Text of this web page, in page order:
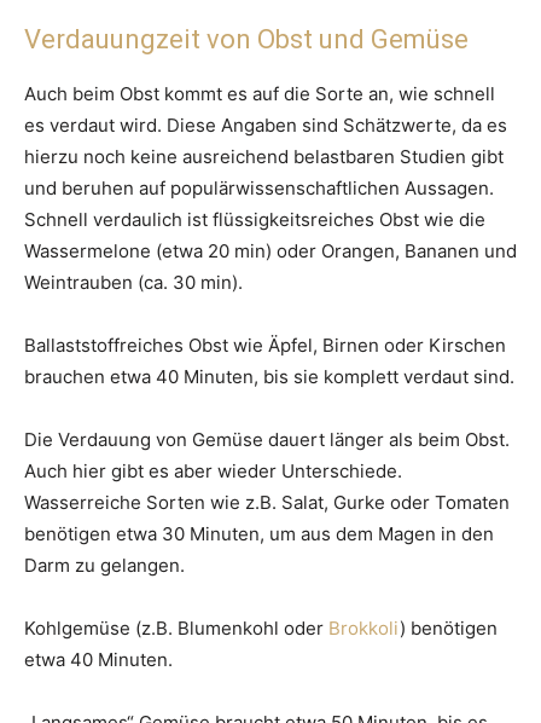
Verdauungzeit von Obst und Gemüse
Auch beim Obst kommt es auf die Sorte an, wie schnell
es verdaut wird. Diese Angaben sind Schätzwerte, da es
hierzu noch keine ausreichend belastbaren Studien gibt
und beruhen auf populärwissenschaftlichen Aussagen.
Schnell verdaulich ist flüssigkeitsreiches Obst wie die
Wassermelone (etwa 20 min) oder Orangen, Bananen und
Weintrauben (ca. 30 min).
Ballaststoffreiches Obst wie Äpfel, Birnen oder Kirschen
brauchen etwa 40 Minuten, bis sie komplett verdaut sind.
Die Verdauung von Gemüse dauert länger als beim Obst.
Auch hier gibt es aber wieder Unterschiede.
Wasserreiche Sorten wie z.B. Salat, Gurke oder Tomaten
benötigen etwa 30 Minuten, um aus dem Magen in den
Darm zu gelangen.
Kohlgemüse (z.B. Blumenkohl oder Brokkoli) benötigen
etwa 40 Minuten.